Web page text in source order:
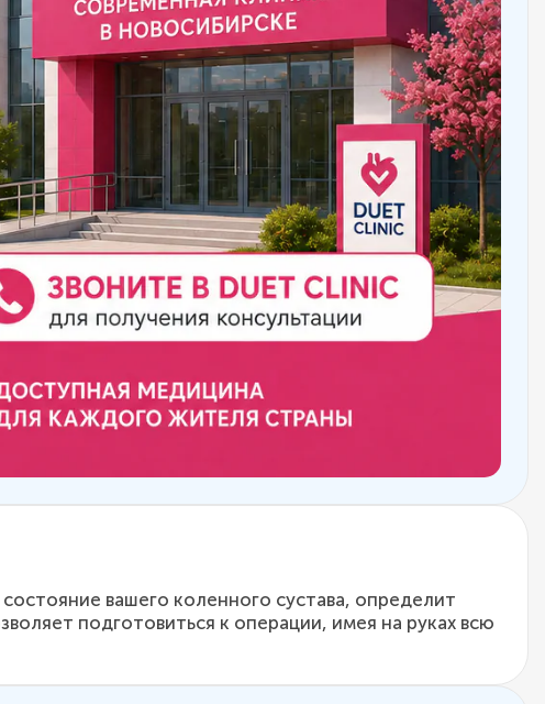
вашего коленного сустава, определит
подготовиться к операции, имея на руках всю